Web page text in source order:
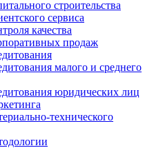
строительства
сервиса
качества
продаж
малого и среднего
юридических лиц
технического